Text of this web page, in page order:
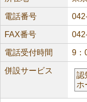
電話番号
FAX番号
電話受付時間 9：
併設サービス
認
ホ